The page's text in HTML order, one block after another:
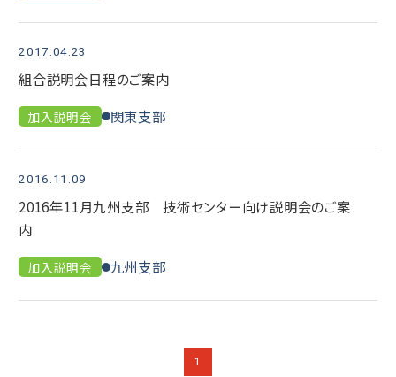
2017.04.23
組合説明会日程のご案内
加入説明会 関東支部
2016.11.09
2016年11月九州支部 技術センター向け説明会のご案
内
加入説明会 九州支部
1